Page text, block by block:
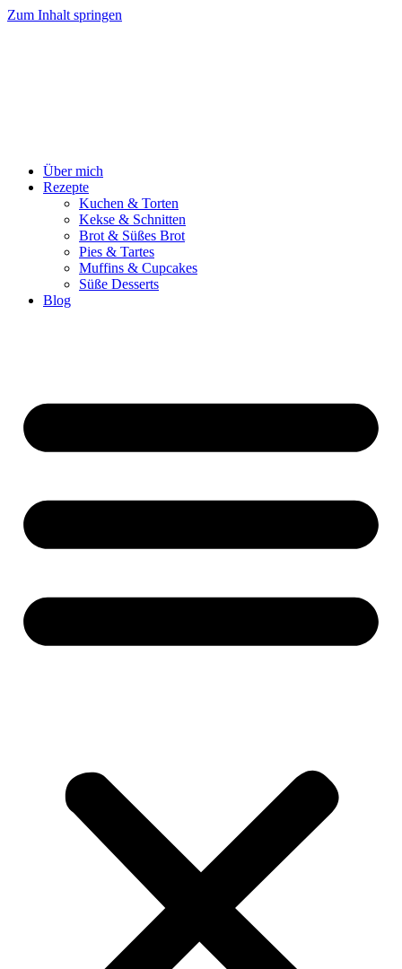
Zum Inhalt springen
Über mich
Rezepte
Kuchen & Torten
Kekse & Schnitten
Brot & Süßes Brot
Pies & Tartes
Muffins & Cupcakes
Süße Desserts
Blog